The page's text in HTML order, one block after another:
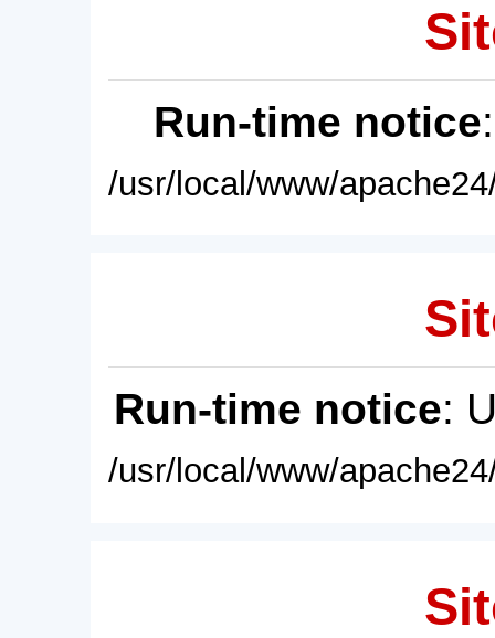
Run-time notice
/usr/local/www/
Run-time notice:
/usr/local/www/